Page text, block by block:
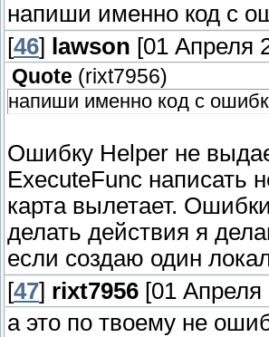
напиши именно код с
[46] lawson [01 Апреля
Quote (rixt7956)
напиши именно код с
Ошибку Helper не
ExecuteFunc написать
карта вылетает.
делать действия я
если создаю один
[47] rixt7956 [01 Апреля
а это по твоему не